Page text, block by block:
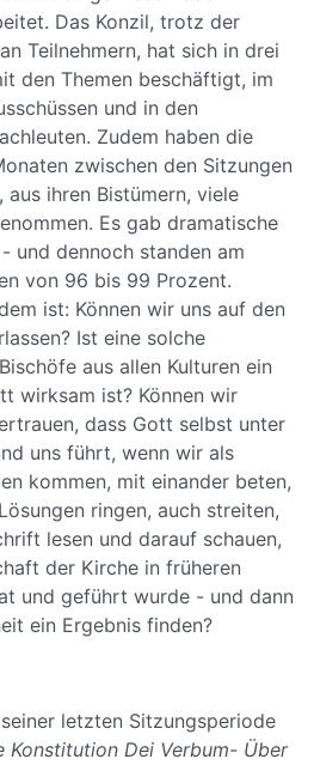
Das Konzil, trotz der
Teilnehmern, hat sich in drei
den Themen beschäftigt, im
und in den
Zudem haben die
zwischen den Sitzungen
aus ihren Bistümern, viele
Es gab dramatische
und dennoch standen am
von 96 bis 99 Prozent.
ist: Können wir uns auf den
Ist eine solche
aus allen Kulturen ein
wirksam ist? Können wir
dass Gott selbst unter
uns führt, wenn wir als
kommen, mit einander beten,
ringen, auch streiten,
lesen und darauf schauen,
der Kirche in früheren
und geführt wurde - und dann
ein Ergebnis finden?
letzten Sitzungsperiode
Konstitution Dei Verbum- Über